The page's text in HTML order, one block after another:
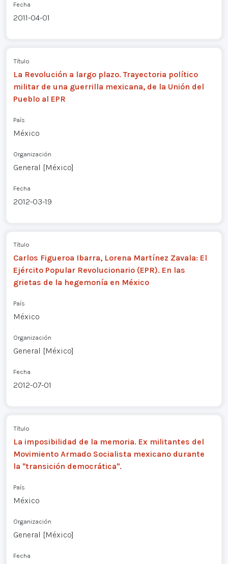
Fecha
2011-04-01
Título
La Revolución a largo plazo. Trayectoria político
militar de una guerrilla mexicana, de la Unión del
Pueblo al EPR
País
México
Organización
General [México]
Fecha
2012-03-19
Título
Carlos Figueroa Ibarra, Lorena Martínez Zavala: El
Ejército Popular Revolucionario (EPR). En las
grietas de la hegemonía en México
País
México
Organización
General [México]
Fecha
2012-07-01
Título
La imposibilidad de la memoria. Ex militantes del
Movimiento Armado Socialista mexicano durante
la "transición democrática".
País
México
Organización
General [México]
Fecha